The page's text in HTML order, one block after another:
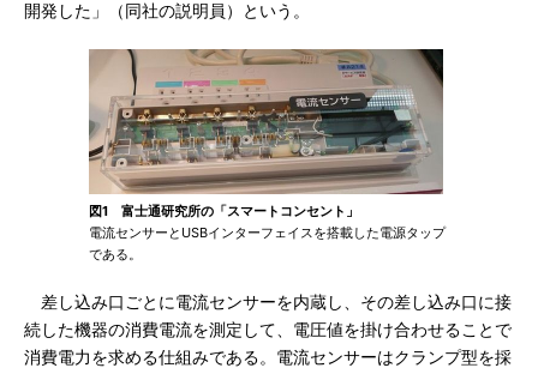
開発した」（同社の説明員）という。
図1 富士通研究所の「スマートコンセント」
電流センサーとUSBインターフェイスを搭載した電源タップ
である。
差し込み口ごとに電流センサーを内蔵し、その差し込み口に接
続した機器の消費電流を測定して、電圧値を掛け合わせることで
消費電力を求める仕組みである。電流センサーはクランプ型を採